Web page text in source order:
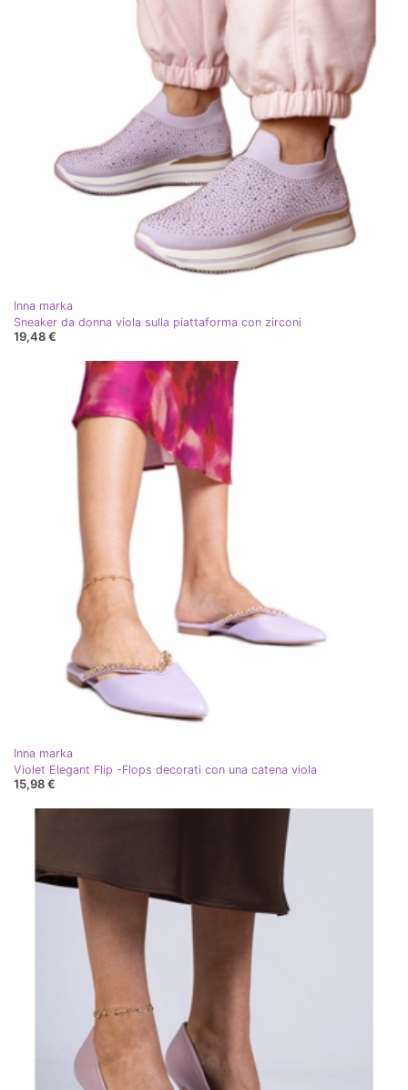
Inna marka
Sneaker da donna viola sulla piattaforma con zirconi
19,48 €
Inna marka
Violet Elegant Flip -Flops decorati con una catena viola
15,98 €